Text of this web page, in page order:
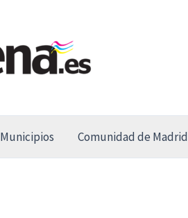
Municipios Comunidad de Madrid